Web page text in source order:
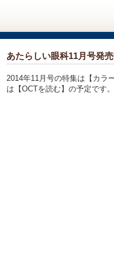
あたらしい眼科11月号発
2014年11月号の特集は【カラ
は【OCTを読む】の予定です